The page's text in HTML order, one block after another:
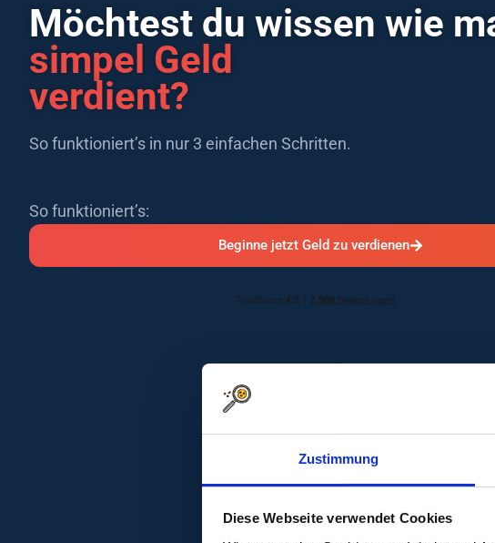
Zustimmung
Diese Webseite verwendet Cookies
Möchtest du wissen wie
simpel Geld
verdient?
So funktioniert’s in nur 3 einfachen Schritten.
So funktioniert’s:
Beginne jetzt Geld zu verdienen